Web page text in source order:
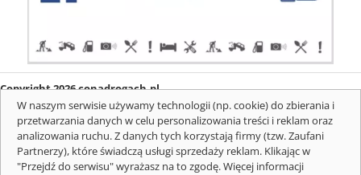
Copyright 2026 conadrogach.pl
O firmie
Redakcja Regulamin
Informacje o cookies
Mapa serwisu
Komunikaty
W naszym serwisie używamy technologii (np. cookie) do zbierania i
przetwarzania danych w celu personalizowania treści i reklam oraz
analizowania ruchu. Z danych tych korzystają firmy (tzw. Zaufani
Partnerzy), które świadczą usługi sprzedaży reklam. Klikając w
"Przejdź do serwisu" wyrażasz na to zgodę. Więcej informacji